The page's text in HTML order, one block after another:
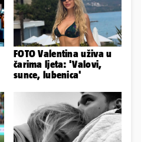
FOTO Valentina uživa u
čarima ljeta: 'Valovi,
sunce, lubenica'